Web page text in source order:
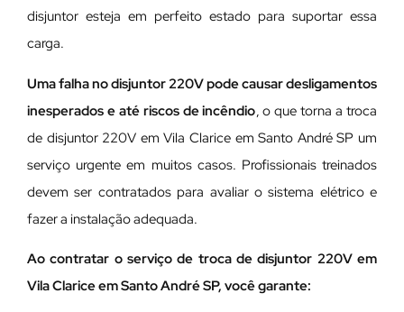
disjuntor esteja em perfeito estado para suportar essa
carga.
Uma falha no disjuntor 220V pode causar desligamentos
inesperados e até riscos de incêndio, o que torna a troca
de disjuntor 220V em Vila Clarice em Santo André SP um
serviço urgente em muitos casos. Profissionais treinados
devem ser contratados para avaliar o sistema elétrico e
fazer a instalação adequada.
Ao contratar o serviço de troca de disjuntor 220V em
Vila Clarice em Santo André SP, você garante: